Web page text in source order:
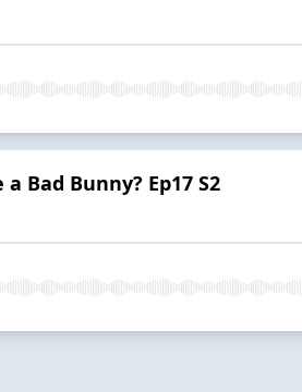
Bad Bunny? Ep17 S2